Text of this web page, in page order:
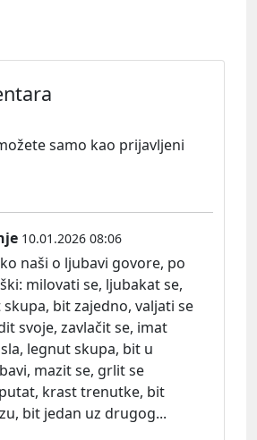
samo kao prijavljeni
10.01.2026 08:06
naši o ljubavi govore, po
ki: milovati se, ljubakat se,
skupa, bit zajedno, valjati se
svoje, zavlačit se, imat
legnut skupa, bit u
mazit se, grlit se
krast trenutke, bit
bit jedan uz drugog...